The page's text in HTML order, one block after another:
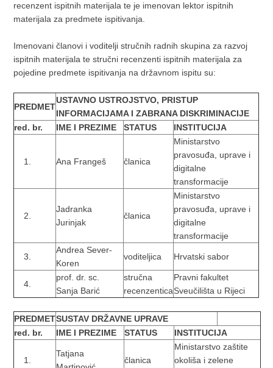
recenzent ispitnih materijala te je imenovan lektor ispitnih
materijala za predmete ispitivanja.
Imenovani članovi i voditelji stručnih radnih skupina za razvoj
ispitnih materijala te stručni recenzenti ispitnih materijala za
pojedine predmete ispitivanja na državnom ispitu su:
PREDMET
USTAVNO USTROJSTVO, PRISTUP
INFORMACIJAMA I ZABRANA DISKRIMINACIJE
red. br.
IME I PREZIME STATUS INSTITUCIJA
Ana Frangeš članica
Ministarstvo
pravosuđa, uprave i
digitalne
transformacije
Jadranka
Jurinjak
članica
Ministarstvo
pravosuđa, uprave i
digitalne
transformacije
Andrea Sever-
Koren
voditeljica Hrvatski sabor
prof. dr. sc.
Sanja Barić
stručna
recenzentica
Pravni fakultet
Sveučilišta u Rijeci
PREDMETSUSTAV DRŽAVNE UPRAVE
red. br.
IME I PREZIME STATUS INSTITUCIJA
Tatjana
članica
Ministarstvo zaštite
okoliša i zelene